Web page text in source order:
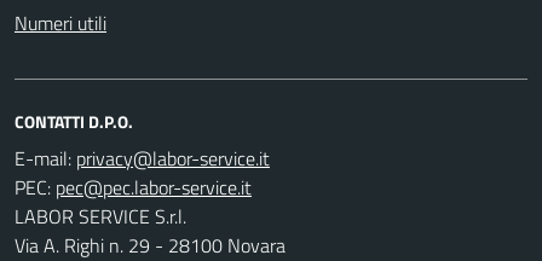
Numeri utili
CONTATTI D.P.O.
E-mail:
PEC:
LABOR SERVICE S.r.l.
Via A. Righi n. 29 - 28100 Novara